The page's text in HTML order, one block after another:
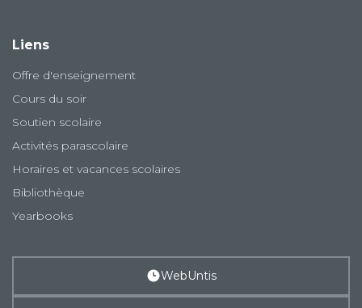
Liens
Offre d'enseignement
Cours du soir
Soutien scolaire
Activités parascolaire
Horaires et vacances scolaires
Bibliothèque
Yearbooks
WebUntis